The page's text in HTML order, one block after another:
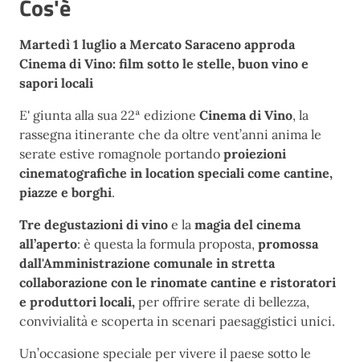
Cos'è
Martedì 1 luglio a Mercato Saraceno approda
Cinema di Vino: film sotto le stelle, buon vino e
sapori locali
E' giunta alla sua 22ª edizione Cinema di Vino, la
rassegna itinerante che da oltre vent’anni anima le
serate estive romagnole portando proiezioni
cinematografiche in location speciali come cantine,
piazze e borghi.
Tre degustazioni di vino e la magia del cinema
all’aperto: è questa la formula proposta, promossa
dall'Amministrazione comunale in stretta
collaborazione con le rinomate cantine e ristoratori
e produttori locali, per offrire serate di bellezza,
convivialità e scoperta in scenari paesaggistici unici.
Un’occasione speciale per vivere il paese sotto le